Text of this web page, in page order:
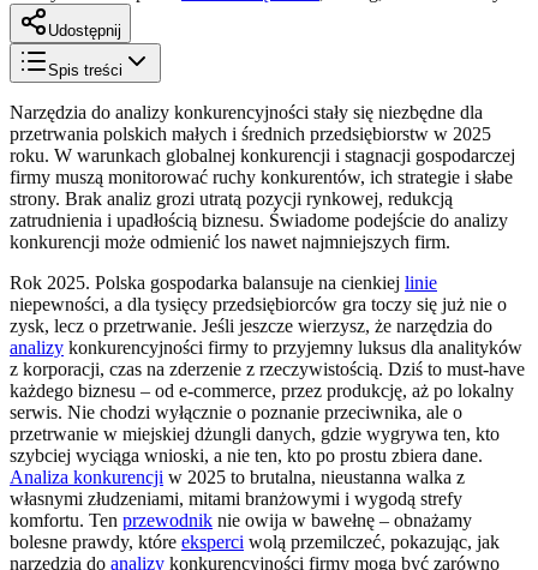
Udostępnij
Spis treści
Narzędzia do analizy konkurencyjności stały się niezbędne dla
przetrwania polskich małych i średnich przedsiębiorstw w 2025
roku. W warunkach globalnej konkurencji i stagnacji gospodarczej
firmy muszą monitorować ruchy konkurentów, ich strategie i słabe
strony. Brak analiz grozi utratą pozycji rynkowej, redukcją
zatrudnienia i upadłością biznesu. Świadome podejście do analizy
konkurencji może odmienić los nawet najmniejszych firm.
Rok 2025. Polska gospodarka balansuje na cienkiej linie
niepewności, a dla tysięcy przedsiębiorców gra toczy się już nie o
zysk, lecz o przetrwanie. Jeśli jeszcze wierzysz, że narzędzia do
analizy konkurencyjności firmy to przyjemny luksus dla analityków
z korporacji, czas na zderzenie z rzeczywistością. Dziś to must-have
każdego biznesu – od e-commerce, przez produkcję, aż po lokalny
serwis. Nie chodzi wyłącznie o poznanie przeciwnika, ale o
przetrwanie w miejskiej dżungli danych, gdzie wygrywa ten, kto
szybciej wyciąga wnioski, a nie ten, kto po prostu zbiera dane.
Analiza konkurencji w 2025 to brutalna, nieustanna walka z
własnymi złudzeniami, mitami branżowymi i wygodą strefy
komfortu. Ten przewodnik nie owija w bawełnę – obnażamy
bolesne prawdy, które eksperci wolą przemilczeć, pokazując, jak
narzędzia do analizy konkurencyjności firmy mogą być zarówno